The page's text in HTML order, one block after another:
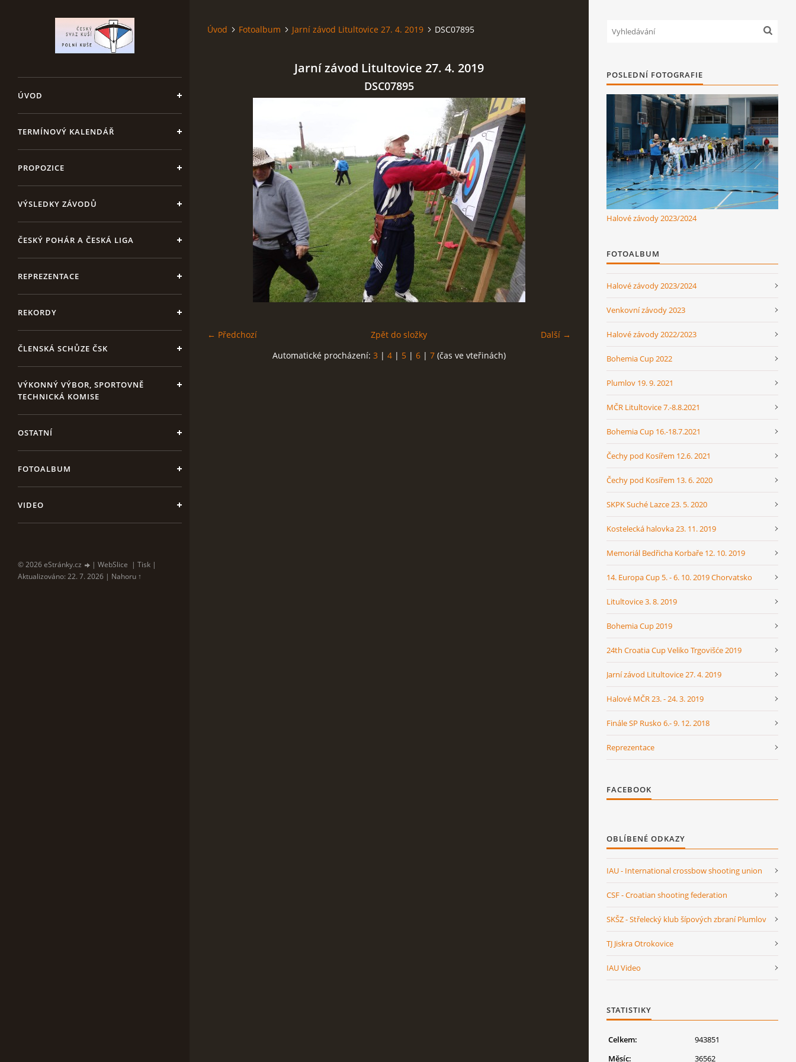
ÚVOD
TERMÍNOVÝ KALENDÁŘ
PROPOZICE
VÝSLEDKY ZÁVODŮ
ČESKÝ POHÁR A ČESKÁ LIGA
REPREZENTACE
REKORDY
ČLENSKÁ SCHŮZE ČSK
VÝKONNÝ VÝBOR, SPORTOVNĚ
TECHNICKÁ KOMISE
OSTATNÍ
FOTOALBUM
VIDEO
© 2026 eStránky.cz | WebSlice | Tisk |
Aktualizováno: 22. 7. 2026 | Nahoru ↑
Úvod Fotoalbum Jarní závod Litultovice 27. 4. 2019 DSC07895
Jarní závod Litultovice 27. 4. 2019
DSC07895
← Předchozí Další →
Zpět do složky
Automatické procházení: 3 | 4 | 5 | 6 | 7 (čas ve vteřinách)
POSLEDNÍ FOTOGRAFIE
Halové závody 2023/2024
FOTOALBUM
Halové závody 2023/2024
Venkovní závody 2023
Halové závody 2022/2023
Bohemia Cup 2022
Plumlov 19. 9. 2021
MČR Litultovice 7.-8.8.2021
Bohemia Cup 16.-18.7.2021
Čechy pod Kosířem 12.6. 2021
Čechy pod Kosířem 13. 6. 2020
SKPK Suché Lazce 23. 5. 2020
Kostelecká halovka 23. 11. 2019
Memoriál Bedřicha Korbaře 12. 10. 2019
14. Europa Cup 5. - 6. 10. 2019 Chorvatsko
Litultovice 3. 8. 2019
Bohemia Cup 2019
24th Croatia Cup Veliko Trgovišće 2019
Jarní závod Litultovice 27. 4. 2019
Halové MČR 23. - 24. 3. 2019
Finále SP Rusko 6.- 9. 12. 2018
Reprezentace
FACEBOOK
OBLÍBENÉ ODKAZY
IAU - International crossbow shooting union
CSF - Croatian shooting federation
SKŠZ - Střelecký klub šípových zbraní Plumlov
TJ Jiskra Otrokovice
IAU Video
STATISTIKY
Celkem:
943851
Měsíc:
36562